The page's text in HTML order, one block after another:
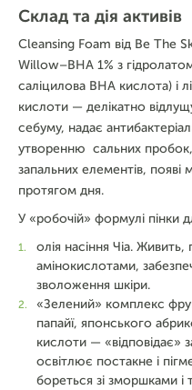
Склад та дія активів
Cleansing Foam від Be The
Willow–BHA 1% з
саліцилова BHA кислота) і
кислоти — делікатно
себуму, надає
утворенню сальних пробок,
запальних елементів, появі
протягом дня.
У «робочій» формулі пінки
олія насіння Чіа.
амінокислотами,
зволоження шкіри.
«Зелений» комплекс
папайї, японського
кислоти — «відповідає»
освітлює постакне і
бореться зі зморшками